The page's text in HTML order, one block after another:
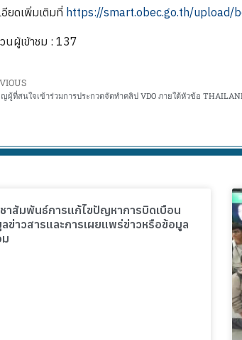
อียดเพิ่มเติมที่ https://smart.obec.go.th/
นผู้เข้าชม : 137
าสัมพันธ์การแก้ไขปัญหาการบิดเบือน
ข่าวสารและการเผยแพร่ข่าวหรือข้อมูล